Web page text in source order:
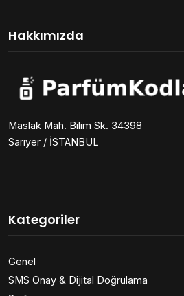
Hakkımızda
Maslak Mah. Bilim Sk. 34398
Sarıyer / İSTANBUL
Kategoriler
Genel
SMS Onay & Dijital Doğrulama